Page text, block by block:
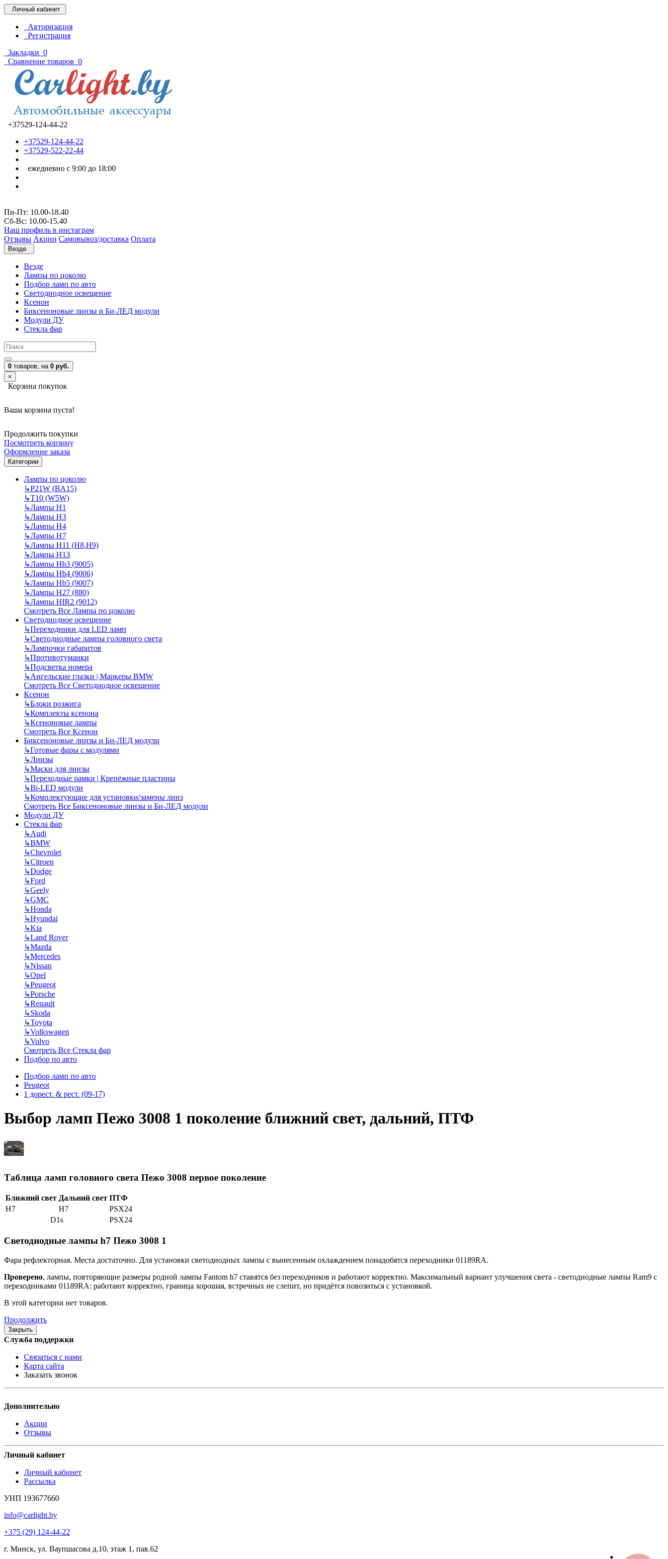
Личный кабинет
Авторизация
Регистрация
Закладки 0
Сравнение товаров 0
+37529-124-44-22
+37529-124-44-22
+37529-522-22-44
ежедневно с 9:00 до 18:00
Пн-Пт: 10.00-18.40
Cб-Вс: 10.00-15.40
Наш профиль в инстаграм
Отзывы Акции Самовывоз/доставка Оплата
Везде
Везде
Лампы по цоколю
Подбор ламп по авто
Светодиодное освещение
Ксенон
Биксеноновые линзы и Би-ЛЕД модули
Модули ДУ
Стекла фар
0 товаров, на 0 руб.
×
Корзина покупок
Ваша корзина пуста!
Продолжить покупки
Посмотреть корзину
Оформление заказа
Категории
Лампы по цоколю
↳P21W (BA15)
↳T10 (W5W)
↳Лампы H1
↳Лампы H3
↳Лампы H4
↳Лампы H7
↳Лампы H11 (H8,H9)
↳Лампы H13
↳Лампы Hb3 (9005)
↳Лампы Hb4 (9006)
↳Лампы Hb5 (9007)
↳Лампы H27 (880)
↳Лампы HIR2 (9012)
Смотреть Все Лампы по цоколю
Светодиодное освещение
↳Переходники для LED ламп
↳Светодиодные лампы головного света
↳Лампочки габаритов
↳Противотуманки
↳Подсветка номера
↳Ангельские глазки | Маркеры BMW
Смотреть Все Светодиодное освещение
Ксенон
↳Блоки розжига
↳Комплекты ксенона
↳Ксеноновые лампы
Смотреть Все Ксенон
Биксеноновые линзы и Би-ЛЕД модули
↳Готовые фары с модулями
↳Линзы
↳Маски для линзы
↳Переходные рамки | Крепёжные пластины
↳Bi-LED модули
↳Комплектующие для установки/замены линз
Смотреть Все Биксеноновые линзы и Би-ЛЕД модули
Модули ДУ
Стекла фар
↳Audi
↳BMW
↳Chevrolet
↳Citroen
↳Dodge
↳Ford
↳Geely
↳GMC
↳Honda
↳Hyundai
↳Kia
↳Land Rover
↳Mazda
↳Mercedes
↳Nissan
↳Opel
↳Peugeot
↳Porsche
↳Renault
↳Skoda
↳Toyota
↳Volkswagen
↳Volvo
Смотреть Все Стекла фар
Подбор по авто
Подбор ламп по авто
Peugeot
1 дорест. & рест. (09-17)
Выбор ламп Пежо 3008 1 поколение ближний свет, дальний, ПТФ
Таблица ламп головного света Пежо 3008 первое поколение
Ближний свет Дальний свет ПТФ
H7
H7
PSX24
D1s
PSX24
Светодиодные лампы h7 Пежо 3008 1
Фара рефлекторная. Места достаточно. Для установки светодиодных лампы с вынесенным охлаждением понадобятся переходники 01189RA.
Проверено, лампы, повторяющие размеры родной лампы Fantom h7 ставятся без переходников и работают корректно. Максимальный вариант улучшения света - светодиодные лампы Ram9 с
переходниками 01189RA: работают корректно, граница хорошая, встречных не слепит, но придётся повозиться с установкой.
В этой категории нет товаров.
Продолжить
Закрыть
Служба поддержки
Связаться с нами
Карта сайта
Заказать звонок
Дополнительно
Акции
Отзывы
Личный кабинет
Личный кабинет
Рассылка
УНП 193677660
info@carlight.by
+375 (29) 124-44-22
г. Минск, ул. Ваупшасова д.10, этаж 1, пав.62